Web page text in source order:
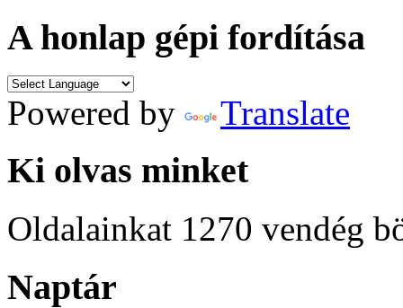
A honlap gépi fordítása
Powered by Translate
Ki olvas minket
Oldalainkat 1270 vendég
Naptár